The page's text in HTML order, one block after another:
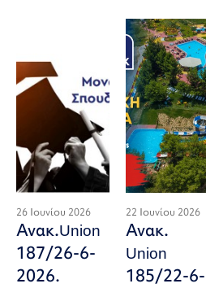
26 Ιουνίου 2026
Ανακ.Union
187/26-6-
2026.
22 Ιουνίου 2026
Ανακ.
Union
185/22-6-